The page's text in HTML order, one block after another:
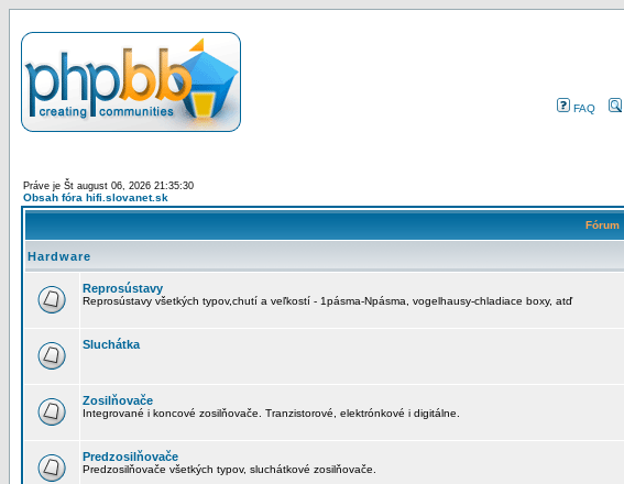
FAQ
Práve je Št august 06, 2026 21:35:30
Obsah fóra hifi.slovanet.sk
Fórum
Hardware
Reprosústavy
Reprosústavy všetkých typov,chutí a veľkostí - 1pásma-Npásma, vogelhausy-chladiace boxy, atď
Sluchátka
Zosilňovače
Integrované i koncové zosilňovače. Tranzistorové, elektrónkové i digitálne.
Predzosilňovače
Predzosilňovače všetkých typov, sluchátkové zosilňovače.